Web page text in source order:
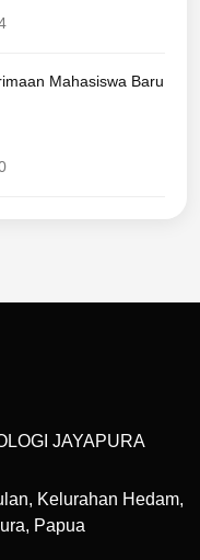
Mahasiswa Baru
JAYAPURA
Kelurahan Hedam,
Papua